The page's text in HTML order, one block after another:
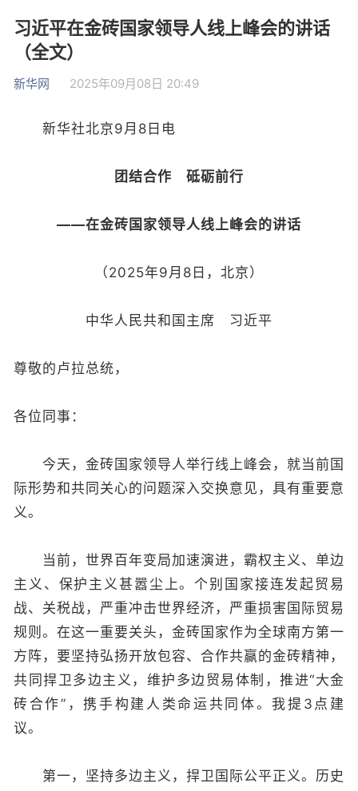
习近平在金砖国家领导人线上峰会的讲话
（全文）
新华网 2025年09月08日 20:49
新华社北京9月8日电
团结合作 砥砺前行
——在金砖国家领导人线上峰会的讲话
（2025年9月8日，北京）
中华人民共和国主席 习近平
尊敬的卢拉总统，
各位同事：
今天，金砖国家领导人举行线上峰会，就当前国
际形势和共同关心的问题深入交换意见，具有重要意
义。
当前，世界百年变局加速演进，霸权主义、单边
主义、保护主义甚嚣尘上。个别国家接连发起贸易
战、关税战，严重冲击世界经济，严重损害国际贸易
规则。在这一重要关头，金砖国家作为全球南方第一
方阵，要坚持弘扬开放包容、合作共赢的金砖精神，
共同捍卫多边主义，维护多边贸易体制，推进“大金
砖合作”，携手构建人类命运共同体。我提3点建
议。
第一，坚持多边主义，捍卫国际公平正义。历史